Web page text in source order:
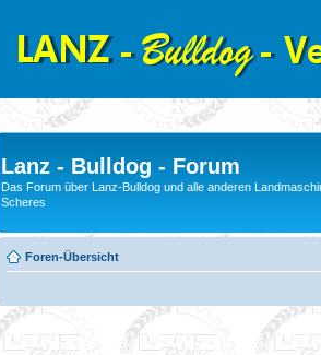
Lanz - Bulldog - Forum
Das Forum über Lanz-Bulldog und alle anderen
Scheres
Foren-Übersicht